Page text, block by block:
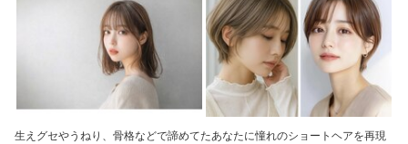
生えグセやうねり、骨格などで諦めてたあなたに憧れのショートヘアを再現